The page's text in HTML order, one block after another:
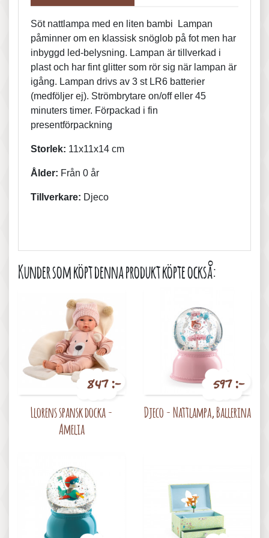
Söt nattlampa med en liten bambi Lampan
påminner om en klassisk snöglob på fot men har
inbyggd led-belysning. Lampan är tillverkad i
plast och har fint glitter som rör sig när lampan är
igång. Lampan drivs av 3 st LR6 batterier
(medföljer ej). Strömbrytare on/off eller 45
minuters timer. Förpackad i fin
presentförpackning
Storlek: 11x11x14 cm
Ålder: Från 0 år
Tillverkare: Djeco
Kunder som köpt denna produkt köpte också:
847 :-
Llorens spansk docka -
Amelia
597 :-
Djeco - Nattlampa, Ballerina